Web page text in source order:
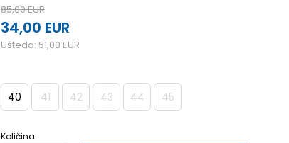
85,00EUR
34,00 EUR
Ušteda: 51,00 EUR
40 41 42 43 44 45
Količina: